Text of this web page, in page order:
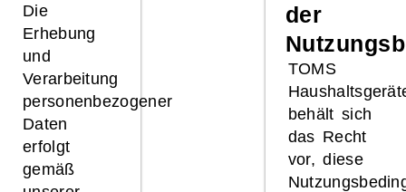
Die
Erhebung
und
Verarbeitung
personenbezogener
Daten
erfolgt
gemäß
der
TOMS
behält sich
das Recht
vor, diese